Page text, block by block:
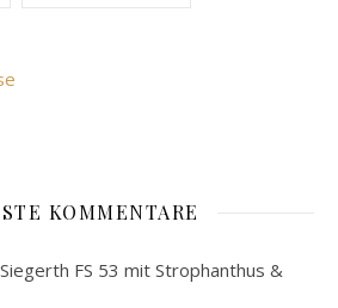
KOMMENTARE
FS 53 mit Strophanthus &